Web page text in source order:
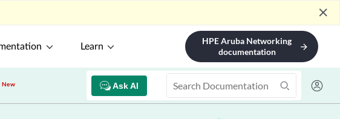
close
Learn
HPE Aruba Networking
documentation
arrow_forward
Ask AI
New